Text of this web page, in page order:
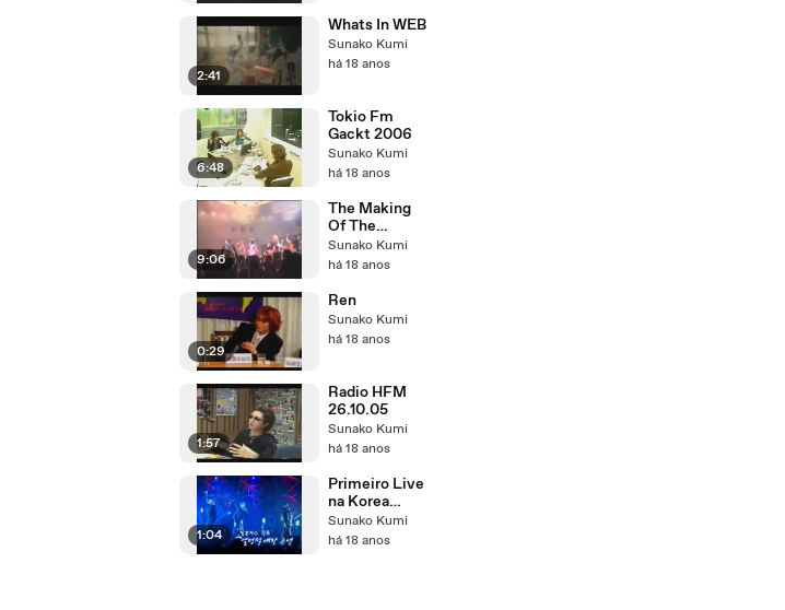
2:41
Whats In WEB
Sunako Kumi
há 18 anos
6:48
Tokio Fm
Gackt 2006
Sunako Kumi
há 18 anos
9:06
The Making
Of The
seventh nigth
unplugged
Sunako Kumi
há 18 anos
0:29
Ren
Sunako Kumi
há 18 anos
1:57
Radio HFM
26.10.05
Sunako Kumi
há 18 anos
1:04
Primeiro Live
na Korea
[News2006]
Sunako Kumi
há 18 anos